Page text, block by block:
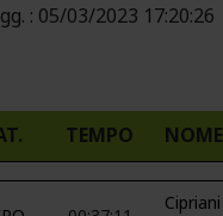
: 05/03/2023 17:20:26
TEMPO NOME
Cipriani